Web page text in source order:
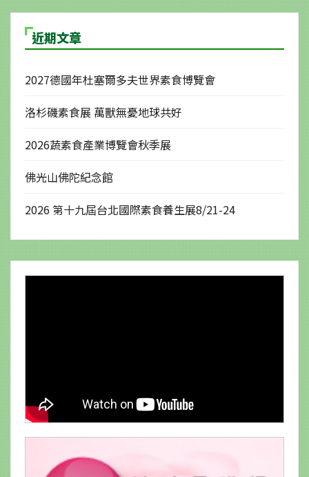
近期文章
2027德國年杜塞爾多夫世界素食博覽會
洛杉磯素食展 萬獸無憂地球共好
2026蔬素食產業博覽會秋季展
佛光山佛陀紀念館
2026 第十九屆台北國際素食養生展8/21-24